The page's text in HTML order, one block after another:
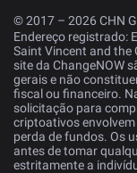
© 2017 – 2026 CHN
Endereço registrado:
Saint Vincent and the
site da ChangeNOW
gerais e não
fiscal ou financeiro.
solicitação para
criptoativos
perda de fundos. Os
antes de tomar
estritamente a